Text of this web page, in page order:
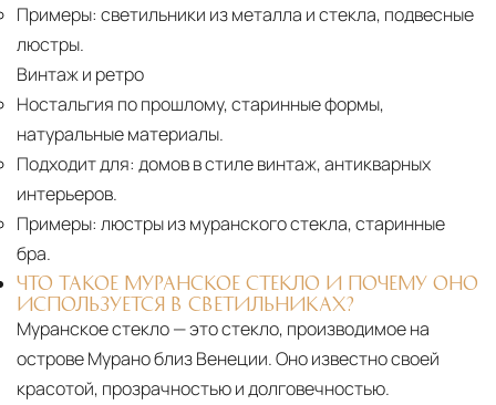
Примеры: светильники из металла и стекла, подвесные
люстры.
Винтаж и ретро
Ностальгия по прошлому, старинные формы,
натуральные материалы.
Подходит для: домов в стиле винтаж, антикварных
интерьеров.
Примеры: люстры из муранского стекла, старинные
бра.
ЧТО ТАКОЕ МУРАНСКОЕ СТЕКЛО И ПОЧЕМУ ОНО
ИСПОЛЬЗУЕТСЯ В СВЕТИЛЬНИКАХ?
Муранское стекло — это стекло, производимое на
острове Мурано близ Венеции. Оно известно своей
красотой, прозрачностью и долговечностью.